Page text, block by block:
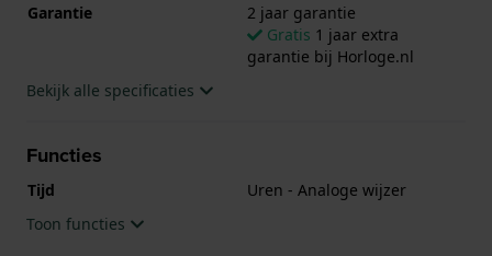
Garantie
2 jaar garantie
Gratis 1 jaar extra
garantie bij Horloge.nl
Bekijk alle specificaties
Functies
Tijd
Uren - Analoge wijzer
Toon functies